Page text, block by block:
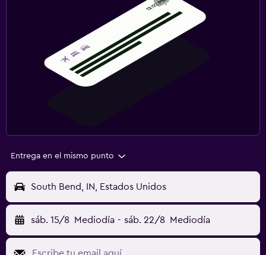
Entrega en el mismo punto
South Bend, IN, Estados Unidos
sáb. 15/8 Mediodía - sáb. 22/8 Mediodía